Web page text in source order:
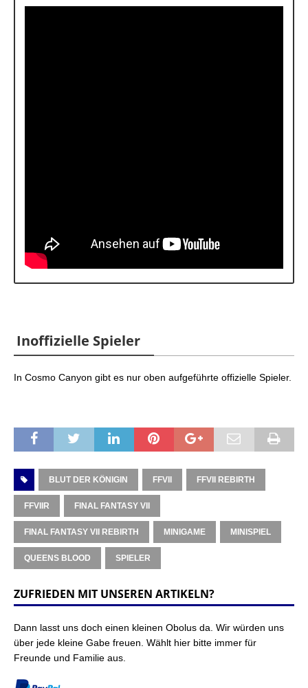
Inoffizielle Spieler
In Cosmo Canyon gibt es nur oben aufgeführte offizielle Spieler.
BLUT DER KÖNIGIN FFVII FFVII REBIRTH
FFVIIR FINAL FANTASY VII
FINAL FANTASY VII REBIRTH MINIGAME MINISPIEL
QUEENS BLOOD SPIELER
ZUFRIEDEN MIT UNSEREN ARTIKELN?
Dann lasst uns doch einen kleinen Obolus da. Wir würden uns
über jede kleine Gabe freuen. Wählt hier bitte immer für
Freunde und Familie aus.